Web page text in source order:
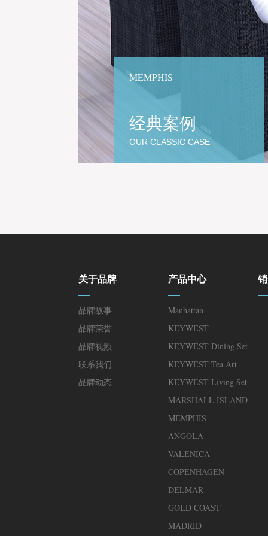
MEMPHIS
经典案例
OUR CLASSIC CASE
关于品牌
品牌故事
品牌荣誉
品牌视频
联系我们
品牌动态
产品中心
Manhattan
KEYWEST
KEYWEST Dining Set
KEYWEST Tea Art
KEYWEST Living Set
MARSHALL ISLAND
MEMPHIS
ANGOLA
VALENICA
COPENHAGEN
DELMAR
GOLD COAST
MADRID